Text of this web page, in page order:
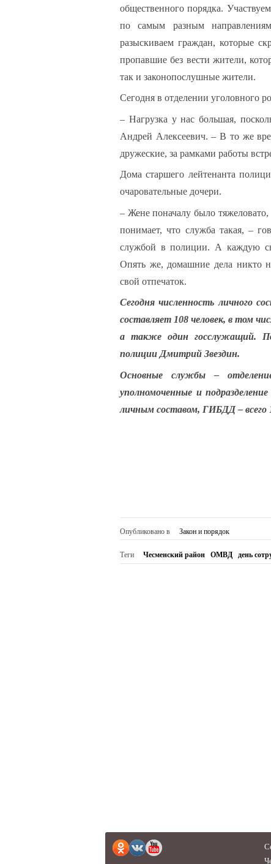
общественного порядка.
по самым разным
разыскиваем граждан, которые
пропавшие без вести жители,
так и законопослушные жители.
Сегодня в отделении уголовного
– Нагрузка у нас большая,
Андрей Алексеевич. – В то же
дружеские, за рамками работы
Дома старшего лейтенанта
очаровательные дочери.
– Жене поначалу было
понимает, что служба такая, –
службой в полиции. А каждую
Опять же, домашние дела никто
свой отпечаток.
Сегодня численность личного
составляет 108 человек, в том
а также один госслужащий.
полиции Дмитрий Звездин.
Основные службы –
уполномоченные и
личным составом, ГИБДД – всего
Опубликовано в Закон и порядок
Теги Чесменский район ОМВД день